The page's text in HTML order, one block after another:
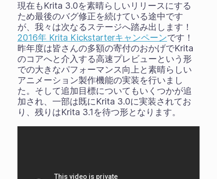
現在もKrita 3.0を素晴らしいリリースにする
ため最後のバグ修正を続けている途中です
が、我々は次なるステージへ踏み出します！
2016年 Krita Kickstarterキャンペーンです！
昨年度は皆さんの多額の寄付のおかげでKrita
のコアへと介入する高速プレビューという形
での大きなパフォーマンス向上と素晴らしい
アニメーション製作機能の実装を行いまし
た。そして追加目標についてもいくつかが追
加され、一部は既にKrita 3.0に実装されてお
り、残りはKrita 3.1を待つ形となります。